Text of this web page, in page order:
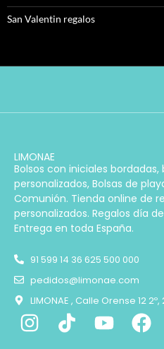
San Valentin regalos
LIMONAE
Bolsos con iniciales
personalizados, Bolsas de
Comunión. Tienda online de
personalizados. Regalos día
Entrega en toda España.
91 599 14 36 625 500 000
pedidos@limonae.com
LIMONAE , Calle Orense 12